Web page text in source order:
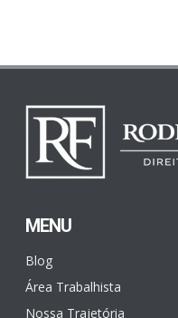
MENU
Blog
Área Trabalhista
Nossa Trajetória